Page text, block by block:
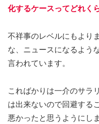
化するケースってどれく
不祥事のレベルにもより
な、ニュースになるよう
言われています。
こればかりは一介のサラ
は出来ないので回避する
悪かったと思うようにし